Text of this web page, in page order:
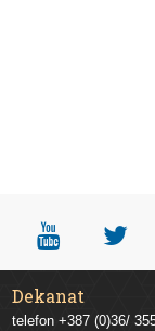
Dekanat
telefon +387 (0)36/